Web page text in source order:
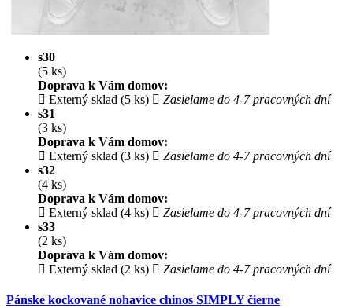
s30
(5 ks)
Doprava k Vám domov:
Externý sklad (5 ks)
Zasielame do 4-7 pracovných dní
s31
(3 ks)
Doprava k Vám domov:
Externý sklad (3 ks)
Zasielame do 4-7 pracovných dní
s32
(4 ks)
Doprava k Vám domov:
Externý sklad (4 ks)
Zasielame do 4-7 pracovných dní
s33
(2 ks)
Doprava k Vám domov:
Externý sklad (2 ks)
Zasielame do 4-7 pracovných dní
Pánske kockované nohavice chinos SIMPLY čierne